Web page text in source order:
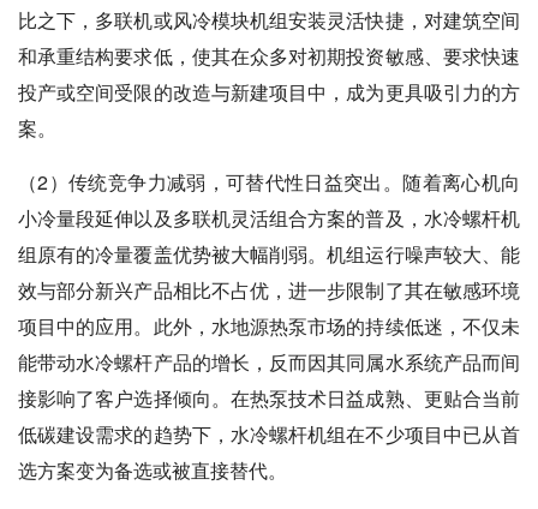
比之下，多联机或风冷模块机组安装灵活快捷，对建筑空间
和承重结构要求低，使其在众多对初期投资敏感、要求快速
投产或空间受限的改造与新建项目中，成为更具吸引力的方
案。
（2）传统竞争力减弱，可替代性日益突出。随着离心机向
小冷量段延伸以及多联机灵活组合方案的普及，水冷螺杆机
组原有的冷量覆盖优势被大幅削弱。机组运行噪声较大、能
效与部分新兴产品相比不占优，进一步限制了其在敏感环境
项目中的应用。此外，水地源热泵市场的持续低迷，不仅未
能带动水冷螺杆产品的增长，反而因其同属水系统产品而间
接影响了客户选择倾向。在热泵技术日益成熟、更贴合当前
低碳建设需求的趋势下，水冷螺杆机组在不少项目中已从首
选方案变为备选或被直接替代。